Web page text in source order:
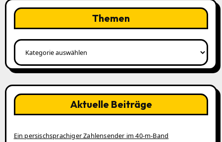
Themen
Themen
Aktuelle Beiträge
Ein persischsprachiger Zahlensender im 40‑m‑Band